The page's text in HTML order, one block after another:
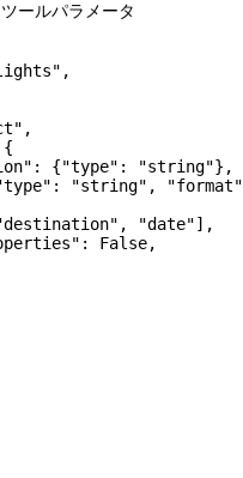
ールパラメータ
,
,
{
: {"type" : "string"},
: "string" ,
"format"
, "date"],
: False,